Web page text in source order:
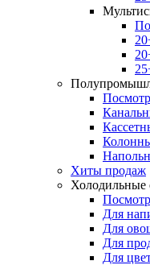
Хиты продаж
Холодильные
Для
Для
Для
Для